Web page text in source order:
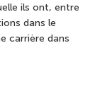
ils ont, entre
dans le
carrière dans